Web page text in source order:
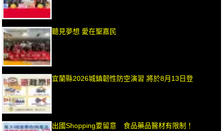
聽見夢想 愛在聖嘉民
宜蘭縣2026城鎮韌性防空演習 將於8月13日登
出國Shopping要留意 食品藥品醫材有限制！